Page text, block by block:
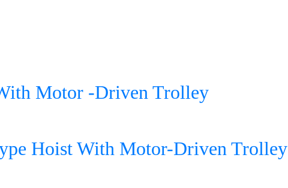
Motor -Driven Trolley
Hoist With Motor-Driven Trolley